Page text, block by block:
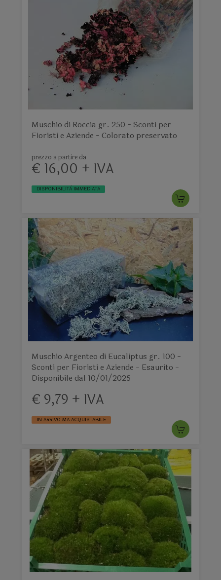
Muschio di Roccia gr. 250 - Sconti per
Fioristi e Aziende - Colorato preservato
prezzo a partire da
€ 16,00 + IVA
DISPONIBILITÀ IMMEDIATA
Muschio Argenteo di Eucaliptus gr. 100 -
Sconti per Fioristi e Aziende - Esaurito -
Disponibile dal 10/01/2025
€ 9,79 + IVA
IN ARRIVO MA ACQUISTABILE